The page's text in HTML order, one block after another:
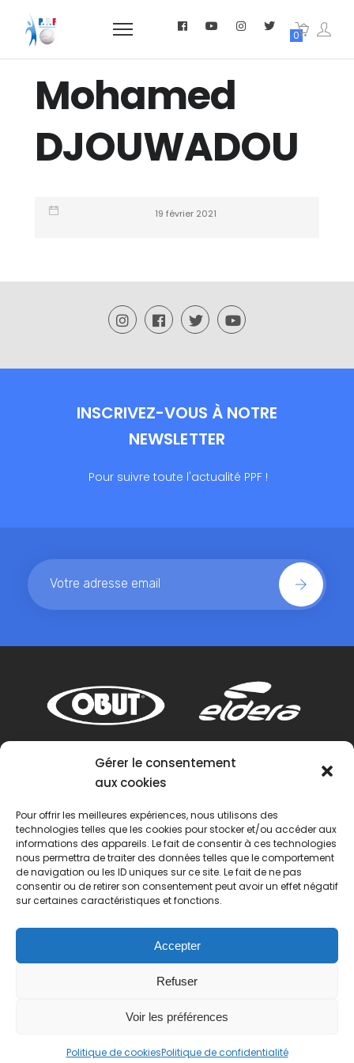
Gérer le consentement
aux cookies
Pour offrir les meilleures expériences, nous utilisons des
technologies telles que les cookies pour stocker et/ou accéder aux
informations des appareils. Le fait de consentir à ces technologies
nous permettra de traiter des données telles que le comportement
de navigation ou les ID uniques sur ce site. Le fait de ne pas
consentir ou de retirer son consentement peut avoir un effet négatif
sur certaines caractéristiques et fonctions.
Accepter
Refuser
Voir les préférences
Politique de cookiesPolitique de confidentialité
0
Mohamed
DJOUWADOU
19 février 2021
INSCRIVEZ-VOUS À NOTRE
NEWSLETTER
Pour suivre toute l'actualité PPF !
réservés.